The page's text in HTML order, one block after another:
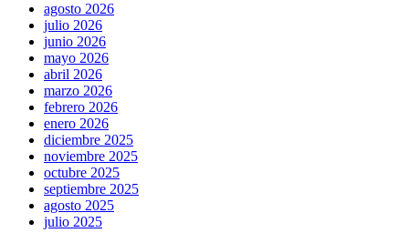
agosto 2026
julio 2026
junio 2026
mayo 2026
abril 2026
marzo 2026
febrero 2026
enero 2026
diciembre 2025
noviembre 2025
octubre 2025
septiembre 2025
agosto 2025
julio 2025